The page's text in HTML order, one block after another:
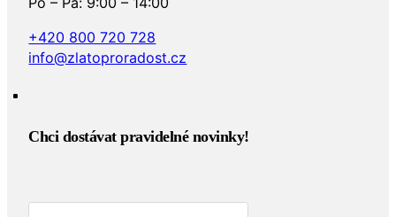
+420 800 720 728
info@zlatoproradost.cz
Chci dostávat pravidelné novinky!​